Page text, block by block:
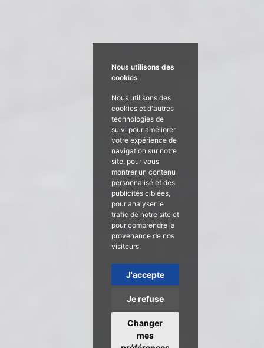
Nous utilisons des
cookies
Nous utilisons des
cookies et d'autres
technologies de
suivi pour améliorer
votre expérience de
navigation sur notre
site, pour vous
montrer un contenu
personnalisé et des
publicités ciblées,
pour analyser le
trafic de notre site et
pour comprendre la
provenance de nos
visiteurs.
J'accepte
Je refuse
Changer
mes